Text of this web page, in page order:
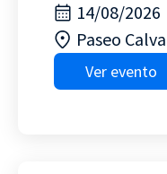
14/08/2026
Paseo
Ver evento